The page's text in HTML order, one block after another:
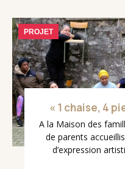
PROJET
« 1 chaise, 4
A la Maison des
de parents
d’expression